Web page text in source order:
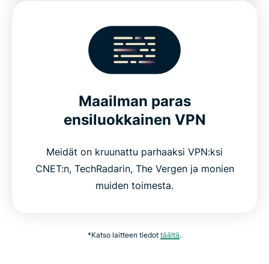
Maailman paras
ensiluokkainen VPN
Meidät on kruunattu parhaaksi VPN:ksi
CNET:n, TechRadarin, The Vergen ja monien
muiden toimesta.
*Katso laitteen tiedot täältä.